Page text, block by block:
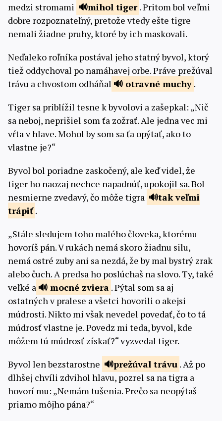
medzi stromami
mihol tiger . Pritom bol veľmi
dobre rozpoznateľný, pretože vtedy ešte tigre
nemali žiadne pruhy, ktoré by ich maskovali.
Neďaleko roľníka postával jeho statný byvol, ktorý
tiež oddychoval po namáhavej orbe. Práve prežúval
trávu a chvostom odháňal
otravné muchy .
Tiger sa priblížil tesne k byvolovi a zašepkal: „Nič
sa neboj, neprišiel som ťa zožrať. Ale jedna vec mi
vŕta v hlave. Mohol by som sa ťa opýtať, ako to
vlastne je?“
Byvol bol poriadne zaskočený, ale keď videl, že
tiger ho naozaj nechce napadnúť, upokojil sa. Bol
nesmierne zvedavý, čo môže tigra
takveľmi
trápiť .
„Stále sledujem toho malého človeka, ktorému
hovoríš pán. V rukách nemá skoro žiadnu silu,
nemá ostré zuby ani sa nezdá, že by mal bystrý zrak
alebo čuch. A predsa ho poslúchaš na slovo. Ty, také
veľké a
mocné zviera . Pýtal som sa aj
ostatných v pralese a všetci hovorili o akejsi
múdrosti. Nikto mi však nevedel povedať, čo to tá
múdrosť vlastne je. Povedz mi teda, byvol, kde
môžem tú múdrosť získať?“ vyzvedal tiger.
Byvol len bezstarostne
prežúval trávu . Až po
dlhšej chvíli zdvihol hlavu, pozrel sa na tigra a
hovorí mu: „Nemám tušenia. Prečo sa neopýtaš
priamo môjho pána?“